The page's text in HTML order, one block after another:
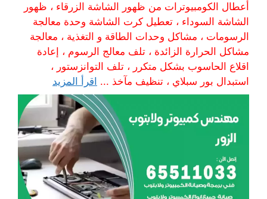
أعطال الكومبيوترات من ظهور الشاشة الزرقاء ، ظهور
الشاشة السوداء ، تعطيل كرت الشاشة وحدة معالجة
الرسومات ، مشاكل وحدات الطاقة و التغذية ، معالجة
مشاكل الحرارة الزائدة ، تلف معالج الرسوم ، إعادة
اقلاع الحاسوب بشكل متكرر ، تلف التوانزستور ،
استبدال بور سبلاي ، تنظيف مآخذ ... اقرأ المزيد